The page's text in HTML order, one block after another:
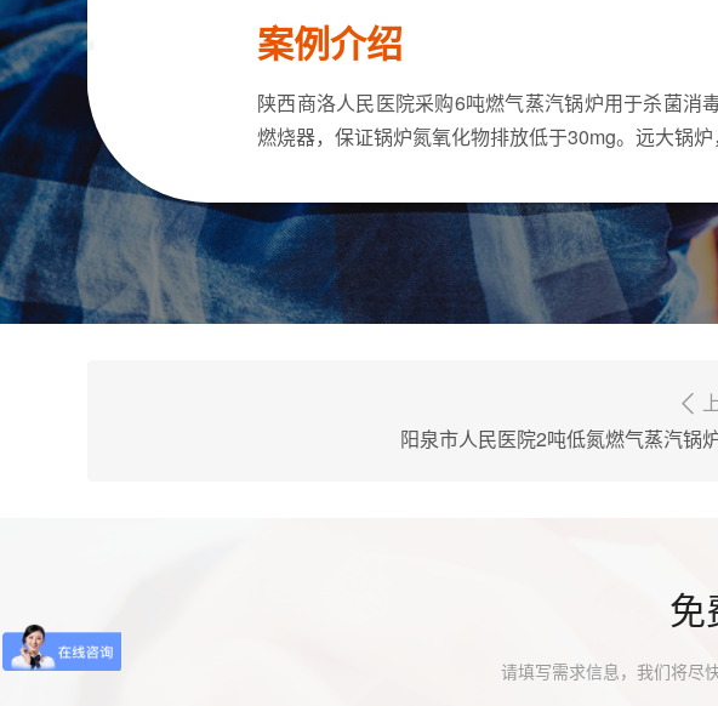
案例介绍
陕西商洛人民医院采购6吨燃气蒸汽锅炉用于杀菌
燃烧器，保证锅炉氮氧化物排放低于30mg。远大锅
阳泉市人民医院2吨低氮燃气蒸汽锅
免
请填写需求信息，我们将尽